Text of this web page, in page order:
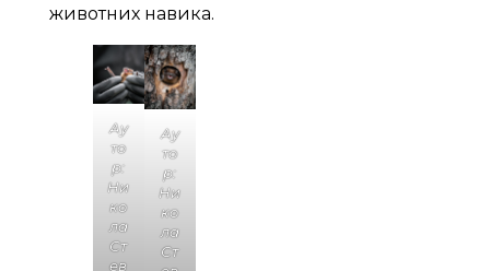
животних навика.
Ау
то
р:
Ни
ко
ла
Ст
ев
Ау
то
р:
Ни
ко
ла
Ст